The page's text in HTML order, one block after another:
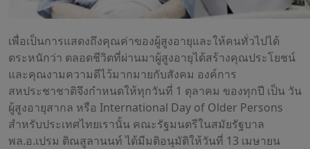
เพื่อเป็นการแสดงถึงคุณค่าของผู้สูงอายุและให้คนทั่วไปได้
ตระหนักว่า ตลอดชีวิตที่ผ่านมาผู้สูงอายุได้สร้างคุณประโยชน์
และคุณงามความดีไว้มากมายกับสังคม องค์การ
สหประชาชาติจึงกำหนดให้ทุกวันที่ 1 ตุลาคม ของทุกปี เป็น วัน
ผู้สูงอายุสากล หรือ International Day of Older Persons
สำหรับประเทศไทยเรานั้น คณะรัฐมนตรีในสมัยรัฐบาล
พล.อ.เปรม ติณสูลานนท์ ได้มีมติอนุมัติให้วันที่ 13 เมษายน